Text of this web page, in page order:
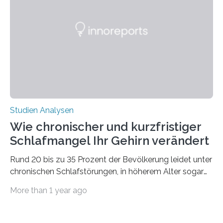
derzeitigen Verbreitungsgebiets bis zum Jahr 2100
Studien Analysen
Wie chronischer und kurzfristiger
Schlafmangel Ihr Gehirn verändert
Rund 20 bis zu 35 Prozent der Bevölkerung leidet unter
chronischen Schlafstörungen, in höherem Alter sogar
Erwachsene kennt zudem ein kurzfristiges Schlafdefizit:
More than 1 year ago